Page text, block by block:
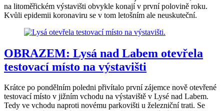
na litoměřickém výstavišti obvykle konají v první polovině roku.
Kvůli epidemii koronaviru se v tom letošním ale neuskuteční.
OBRAZEM: Lysá nad Labem otevřela
testovací místo na výstavišti
Krátce po pondělním poledni přivítalo první zájemce nově otevřené
testovací místo v jižním vchodu na výstaviště v Lysé nad Labem.
Tedy ve vchodu naproti novému parkovišti u železniční trati. Se